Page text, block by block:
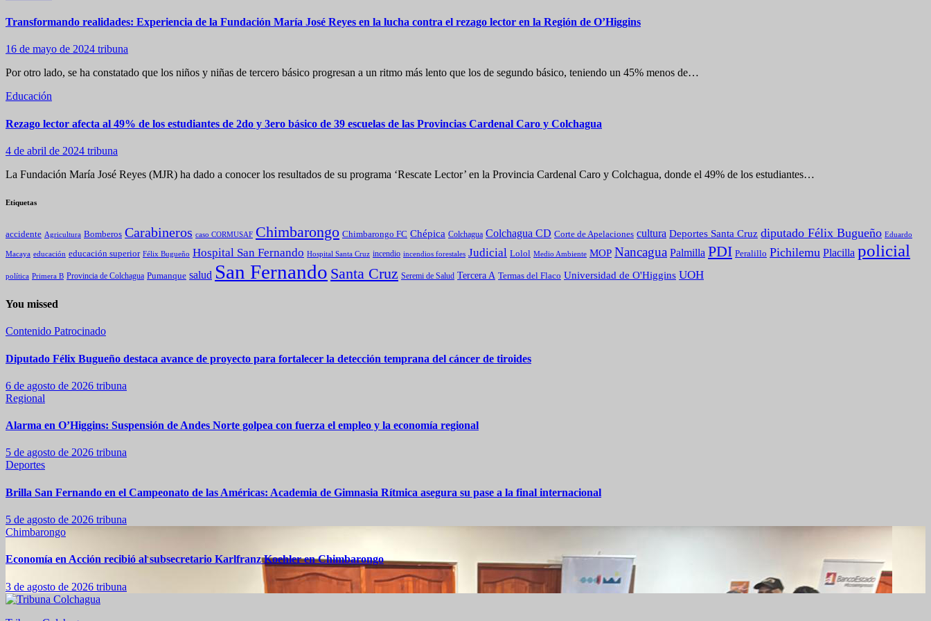
Transformando realidades: Experiencia de la Fundación María José Reyes en la lucha contra el rezago lector en la Región de O’Higgins
16 de mayo de 2024 tribuna
Por otro lado, se ha constatado que los niños y niñas de tercero básico progresan a un ritmo más lento que los de segundo básico, teniendo un 45% menos de…
Educación
Rezago lector afecta al 49% de los estudiantes de 2do y 3ero básico de 39 escuelas de las Provincias Cardenal Caro y Colchagua
4 de abril de 2024 tribuna
La Fundación María José Reyes (MJR) ha dado a conocer los resultados de su programa ‘Rescate Lector’ en la Provincia Cardenal Caro y Colchagua, donde el 49% de los estudiantes…
Etiquetas
accidente Agricultura Bomberos Carabineros caso CORMUSAF Chimbarongo Chimbarongo FC Chépica Colchagua Colchagua CD Corte de Apelaciones cultura Deportes Santa Cruz diputado Félix Bugueño Eduardo
Macaya educación educación superior Félix Bugueño Hospital San Fernando Hospital Santa Cruz incendio incendios forestales Judicial Lolol Medio Ambiente MOP Nancagua Palmilla PDI Peralillo Pichilemu Placilla policial
política Primera B Provincia de Colchagua Pumanque salud San Fernando Santa Cruz Seremi de Salud Tercera A Termas del Flaco Universidad de O'Higgins UOH
You missed
Contenido Patrocinado
Diputado Félix Bugueño destaca avance de proyecto para fortalecer la detección temprana del cáncer de tiroides
6 de agosto de 2026 tribuna
Regional
Alarma en O’Higgins: Suspensión de Andes Norte golpea con fuerza el empleo y la economía regional
5 de agosto de 2026 tribuna
Deportes
Brilla San Fernando en el Campeonato de las Américas: Academia de Gimnasia Rítmica asegura su pase a la final internacional
5 de agosto de 2026 tribuna
Chimbarongo
Economía en Acción recibió al subsecretario Karlfranz Koehler en Chimbarongo
3 de agosto de 2026 tribuna